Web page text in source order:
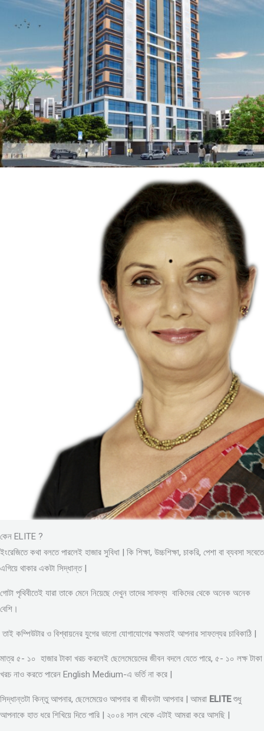
কেন ELITE ?
ইংরেজিতে কথা বলতে পারলেই হাজার সুবিধা | কি শিক্ষা, উচ্চশিক্ষা, চাকরি, পেশা বা ব্যবসা সবেতে
এগিয়ে থাকার একটা সিদ্ধান্ত |
গোটা পৃথিবীতেই যারা তাকে মেনে নিয়েছে দেখুন তাদের সাফল্য বাকিদের থেকে অনেক অনেক
বেশি।
তাই কম্পিউটার ও বিশ্বায়নের যুগের ভালো যোগাযোগের ক্ষমতাই আপনার সাফল্যের চাবিকাঠি |
মাত্র ৫- ১০ হাজার টাকা খরচ করলেই ছেলেমেয়েদের জীবন বদলে যেতে পারে, ৫- ১০ লক্ষ টাকা
খরচ নাও করতে পারেন English Medium-এ ভর্তি না করে |
সিদ্ধান্তটা কিন্তু আপনার, ছেলেমেয়েও আপনার বা জীবনটা আপনার | আমরা ELITEশুধু
আপনাকে হাত ধরে শিখিয়ে দিতে পারি | ২০০৪ সাল থেকে এটাই আমরা করে আসছি |